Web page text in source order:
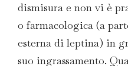
dismisura e non vi è
o farmacologica (a
esterna di leptina) in
suo ingrassamento.